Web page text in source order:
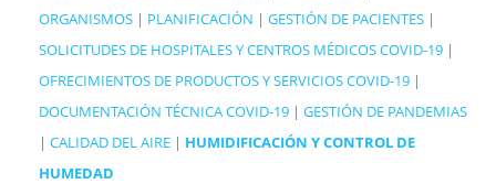
ORGANISMOS | PLANIFICACIÓN | GESTIÓN DE PACIENTES |
SOLICITUDES DE HOSPITALES Y CENTROS MÉDICOS COVID-19 |
OFRECIMIENTOS DE PRODUCTOS Y SERVICIOS COVID-19 |
DOCUMENTACIÓN TÉCNICA COVID-19 | GESTIÓN DE PANDEMIAS
| CALIDAD DEL AIRE | HUMIDIFICACIÓN Y CONTROL DE
HUMEDAD